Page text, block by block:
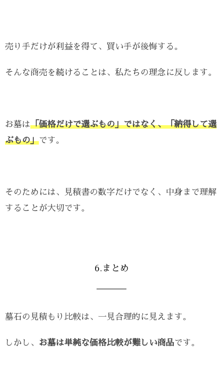
売り手だけが利益を得て、買い手が後悔する。
そんな商売を続けることは、私たちの理念に反します。
お墓は「価格だけで選ぶもの」ではなく、「納得して選
ぶもの」です。
そのためには、見積書の数字だけでなく、中身まで理解
することが大切です。
6.まとめ
墓石の見積もり比較は、一見合理的に見えます。
しかし、 お墓は単純な価格比較が難しい商品です。